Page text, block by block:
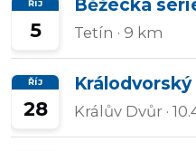
ŘÍJ
5
Běžecká
Tetín · 9 km
ŘÍJ
28 Králův Dvůr ·